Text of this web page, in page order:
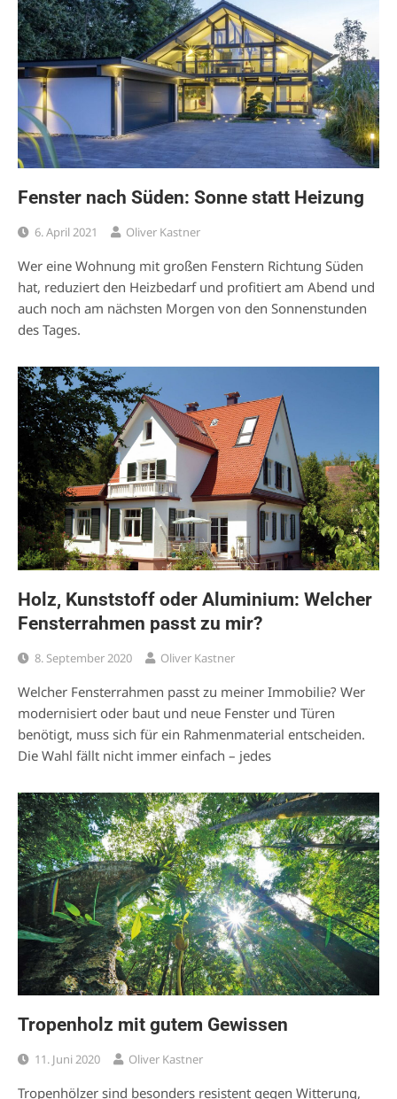
Fenster nach Süden: Sonne statt Heizung
6. April 2021 Oliver Kastner
Wer eine Wohnung mit großen Fenstern Richtung Süden
hat, reduziert den Heizbedarf und profitiert am Abend und
auch noch am nächsten Morgen von den Sonnenstunden
des Tages.
Holz, Kunststoff oder Aluminium: Welcher
Fensterrahmen passt zu mir?
8. September 2020 Oliver Kastner
Welcher Fensterrahmen passt zu meiner Immobilie? Wer
modernisiert oder baut und neue Fenster und Türen
benötigt, muss sich für ein Rahmenmaterial entscheiden.
Die Wahl fällt nicht immer einfach – jedes
Tropenholz mit gutem Gewissen
11. Juni 2020 Oliver Kastner
Tropenhölzer sind besonders resistent gegen Witterung,